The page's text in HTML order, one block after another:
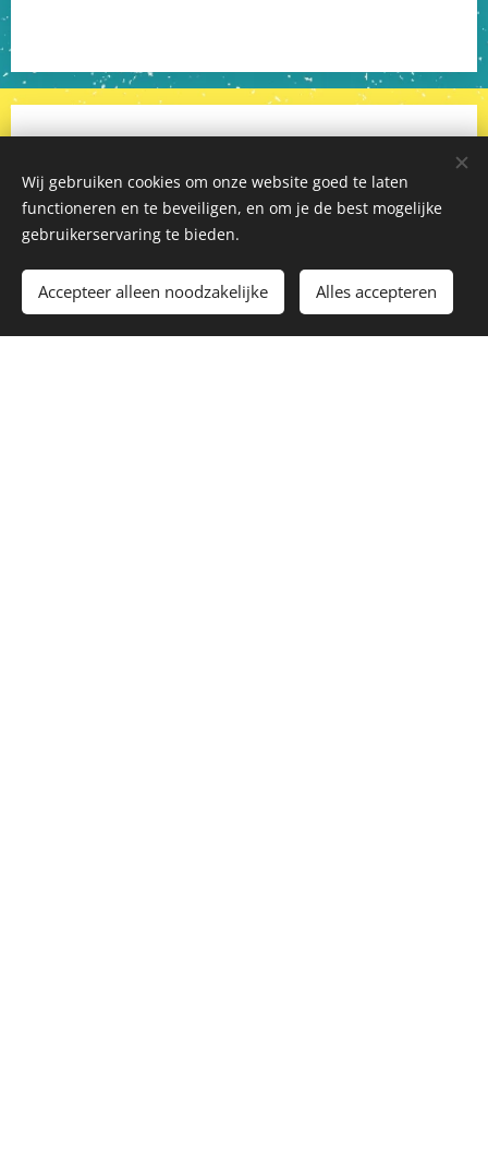
Wij gebruiken cookies om onze website goed te laten
functioneren en te beveiligen, en om je de best mogelijke
gebruikerservaring te bieden.
Accepteer alleen noodzakelijke Alles accepteren